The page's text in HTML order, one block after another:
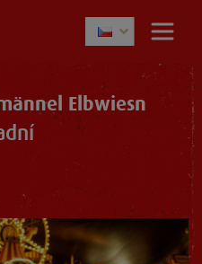
Elbwiesn